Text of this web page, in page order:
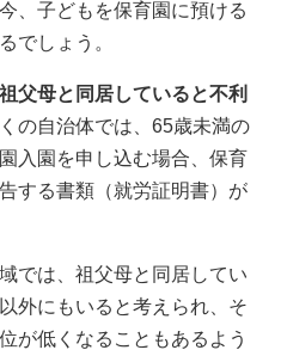
、子どもを保育園に預ける
でしょう。
祖父母と同居していると不利
の自治体では、65歳未満の
入園を申し込む場合、保育
する書類（就労証明書）が
では、祖父母と同居してい
外にもいると考えられ、そ
が低くなることもあるよう